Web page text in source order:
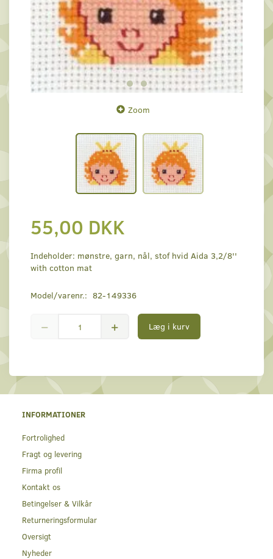
Zoom
55,00 DKK
Indeholder: mønstre, garn, nål, stof hvid Aida 3,2/8''
with cotton mat
Model/varenr.: 82-149336
Læg i kurv
INFORMATIONER
Fortrolighed
Fragt og levering
Firma profil
Kontakt os
Betingelser & Vilkår
Returneringsformular
Oversigt
Nyheder